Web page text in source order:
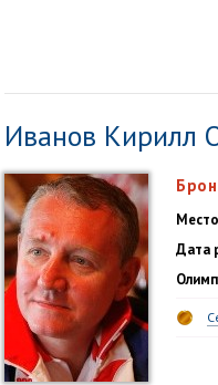
Иванов Кирилл
Дата